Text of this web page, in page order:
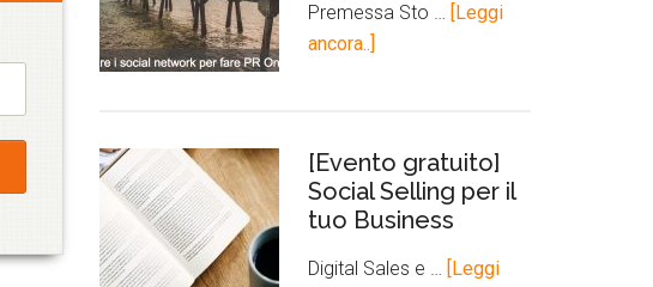
Premessa Sto …
[Leggi
ancora..]
[Evento gratuito]
Social Selling per il
tuo Business
Digital Sales e …
[Leggi